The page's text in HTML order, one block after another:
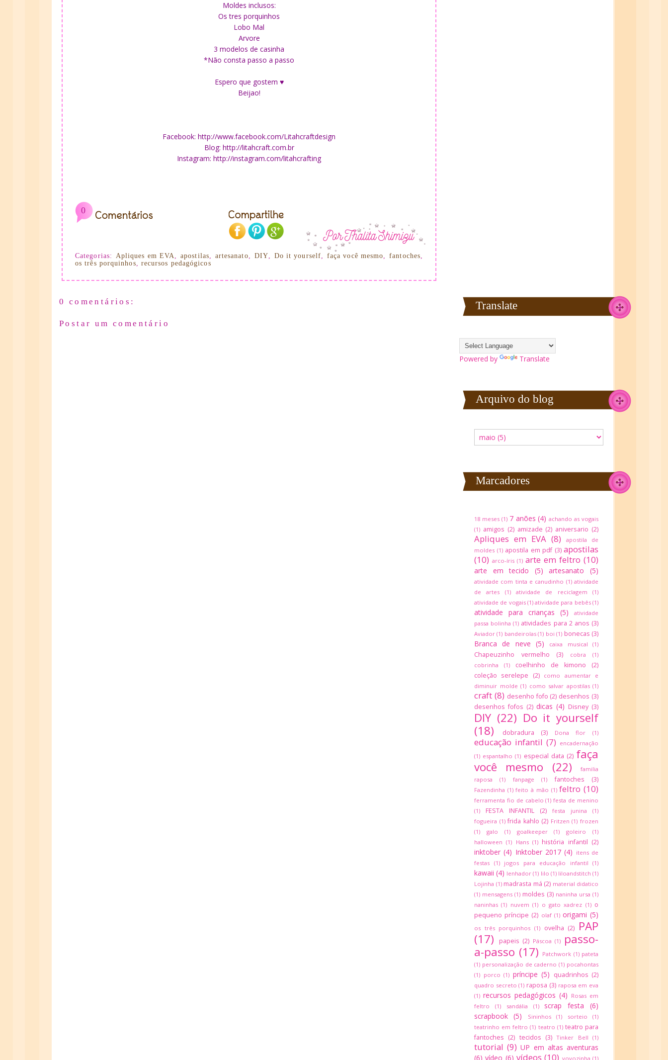
Moldes inclusos:
Os tres porquinhos
Lobo Mal
Arvore
3 modelos de casinha
*Não consta passo a passo
Espero que gostem ♥
Beijao!
Facebook: http://www.facebook.com/Litahcraftdesign
Blog: http://litahcraft.com.br
Instagram: http://instagram.com/litahcrafting
0
Categorias: Apliques em EVA,apostilas, artesanato, DIY, Do it yourself, faça você mesmo,fantoches,
os três porquinhos, recursos pedagógicos
0 comentários:
Postar um comentário
Translate
Powered by Translate
Arquivo do blog
Marcadores
18 meses (1) 7 anões (4) achando as vogais
(1) amigos (2) amizade (2) aniversario (2)
Apliques em EVA (8)
apostila de
moldes (1) apostila em pdf (3) apostilas
(10) arco-íris (1) arte em feltro (10)
arte em tecido (5) artesanato (5)
atividade com tinta e canudinho (1) atividade
de artes
(1) atividade de reciclagem
(1)
atividade de vogais (1) atividade para bebês (1)
atividade para crianças (5)
atividade
passa bolinha (1) atividades para 2 anos (3)
Aviador (1) bandeirolas (1) boi (1) bonecas (3)
Branca de neve (5) caixa musical (1)
Chapeuzinho vermelho (3) cobra
(1)
cobrinha
(1) coelhinho de kimono
(2)
coleção serelepe
(2)
como aumentar e
diminuir molde (1) como salvar apostilas (1)
craft (8) desenho fofo (2) desenhos (3)
desenhos fofos (2) dicas (4) Disney (3)
DIY (22) Do it yourself
(18)
dobradura (3) Dona flor (1)
educação infantil (7) encadernação
(1) espantalho (1) especial data (2) faça
você mesmo
(22)
familia
raposa
(1) fanpage (1) fantoches (3)
Fazendinha (1) feito à mão (1) feltro (10)
ferramenta fio de cabelo (1) festa de menino
(1)
FESTA INFANTIL (2) festa junina
(1)
fogueira (1) frida kahlo (2) Fritzen (1) frozen
(1)
galo (1) goalkeeper (1) goleiro
(1)
halloween (1) Hans (1) história infantil (2)
inktober (4) Inktober 2017 (4) itens de
festas (1) jogos para educação infantil (1)
kawaii (4) lenhador (1) lilo (1) liloandstitch (1)
Lojinha (1) madrasta má (2) material didatico
(1) mensagens (1) moldes (3) naninha ursa (1)
naninhas (1) nuvem (1) o gato xadrez (1) o
pequeno príncipe (2) olaf (1) origami (5)
os três porquinhos (1) ovelha (2) PAP
(17)
papeis (2) Páscoa (1) passo-
a-passo (17) Patchwork (1) pateta
(1) personalização de caderno (1) pocahontas
(1) porco (1) príncipe (5) quadrinhos (2)
quadro secreto (1) raposa (3) raposa em eva
(1) recursos pedagógicos (4) Rosas em
feltro
(1) sandália (1) scrap festa
(6)
scrapbook
(5) Sininhos (1) sorteio
(1)
teatrinho em feltro (1) teatro (1) teatro para
fantoches (2) tecidos (3) Tinker Bell (1)
tutorial (9) UP em altas aventuras
(6) vídeo (6) vídeos (10) vovozinha (1)